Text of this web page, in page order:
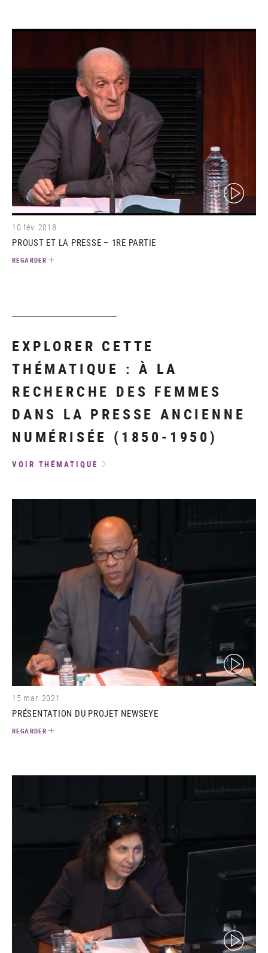
(video)
10 fév. 2018
PROUST ET LA PRESSE – 1RE PARTIE
REGARDER
EXPLORER CETTE
THÉMATIQUE : À LA
RECHERCHE DES FEMMES
DANS LA PRESSE ANCIENNE
NUMÉRISÉE (1850-1950)
VOIR THÉMATIQUE
(video)
15 mar. 2021
PRÉSENTATION DU PROJET NEWSEYE
REGARDER
(video)